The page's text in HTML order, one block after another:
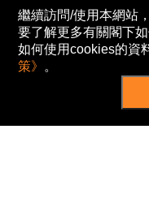
繼續訪問/使用本網站
要了解更多有關閣下
如何使用cookies的資
策》 。